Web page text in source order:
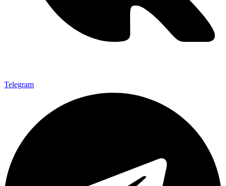
Telegram